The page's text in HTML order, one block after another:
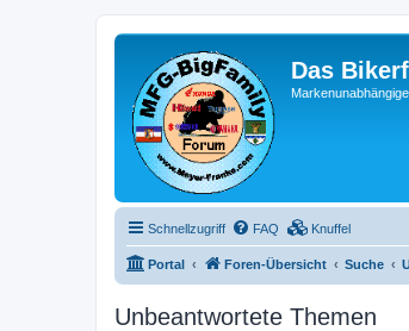
Das
Schnellzugriff FAQ Knuffel
Portal Foren-Übersicht Suche
Unbeantwortete Themen